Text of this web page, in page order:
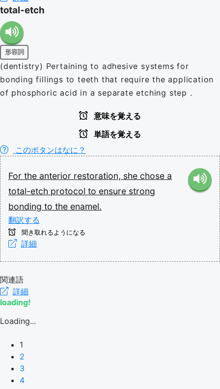
total-etch
形容詞
(dentistry) Pertaining to adhesive systems for
bonding fillings to teeth that require the application
of phosphoric acid in a separate etching step .
意味を覚える
単語を覚える
このボタンはなに？
For the anterior restoration, she chose a
total-etch protocol to ensure strong
bonding to the enamel.
翻訳する
聞き取れるようになる
詳細
関連語
詳細
loading!
Loading...
1
2
3
4